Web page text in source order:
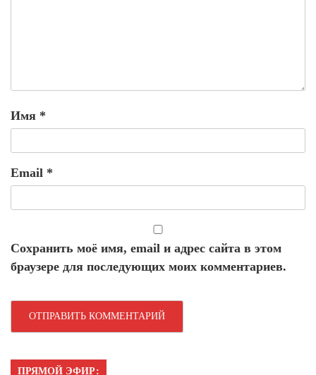
Имя *
Email *
Сохранить моё имя, email и адрес сайта в этом
браузере для последующих моих комментариев.
ПРЯМОЙ ЭФИР: